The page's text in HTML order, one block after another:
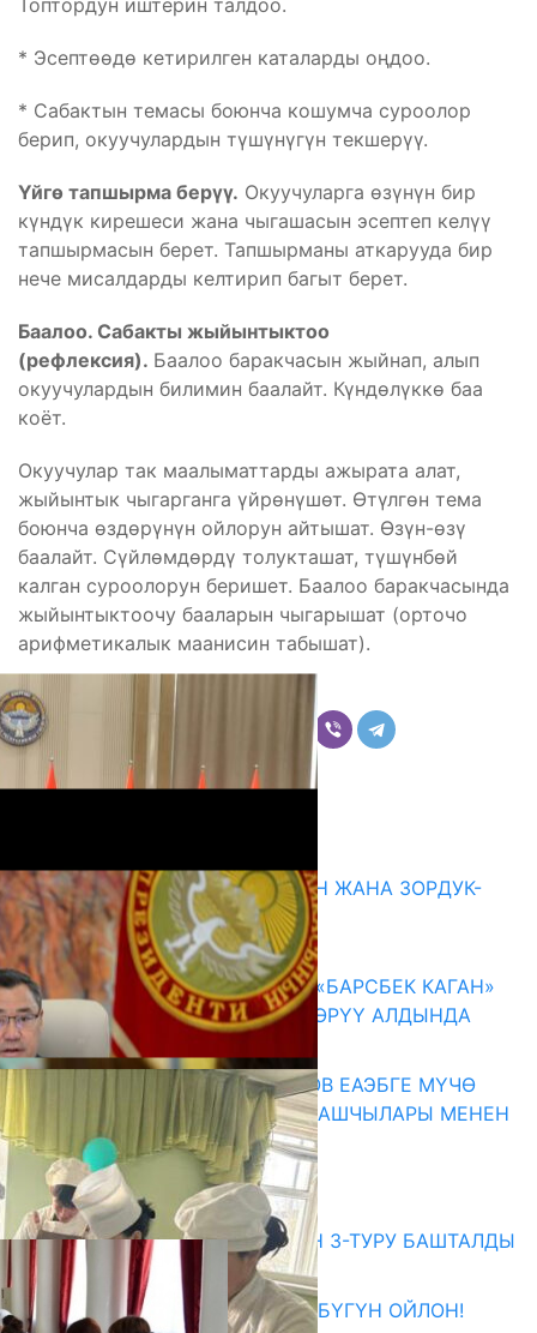
Топтордун иштерин талдоо.
* Эсептөөдө кетирилген каталарды оңдоо.
* Сабактын темасы боюнча кошумча суроолор
берип, окуучулардын түшүнүгүн текшерүү.
Үйгө тапшырма берүү. Окуучуларга өзүнүн бир
күндүк кирешеси жана чыгашасын эсептеп келүү
тапшырмасын берет. Тапшырманы аткарууда бир
нече мисалдарды келтирип багыт берет.
Баалоо. Сабакты жыйынтыктоо
(рефлексия). Баалоо баракчасын жыйнап, алып
окуучулардын билимин баалайт. Күндөлүккө баа
коёт.
Окуучулар так маалыматтарды ажырата алат,
жыйынтык чыгарганга үйрөнүшөт. Өтүлгөн тема
боюнча өздөрүнүн ойлорун айтышат. Өзүн-өзү
баалайт. Сүйлөмдөрдү толукташат, түшүнбөй
калган суроолорун беришет. Баалоо баракчасында
жыйынтыктоочу бааларын чыгарышат (орточо
арифметикалык маанисин табышат).
Комментарийлер
ГЕНДЕРДИК БАСМЫРЛООДОН ЖАНА ЗОРДУК-
ЗОМБУЛУКТАН КОРГОО
07.08.2026
КЫРГЫЗ ТАРЫХЫ ТАСМАДА: «БАРСБЕК КАГАН»
КӨРКӨМ ТАСМАСЫ ЖАРЫК КӨРҮҮ АЛДЫНДА
07.08.2026
ПРЕЗИДЕНТ САДЫР ЖАПАРОВ ЕАЭБГЕ МҮЧӨ
МАМЛЕКЕТТЕРДИН ӨКМӨТ БАШЧЫЛАРЫ МЕНЕН
ЖОЛУГУШТУ
07.08.2026
Абитуриент
ЖОЖДОРГО КАБЫЛ АЛУУНУН 3-ТУРУ БАШТАЛДЫ
27.07.2026
ӨЗҮҢДҮН КЕЛЕЧЕГИҢ ҮЧҮН БҮГҮН ОЙЛОН!